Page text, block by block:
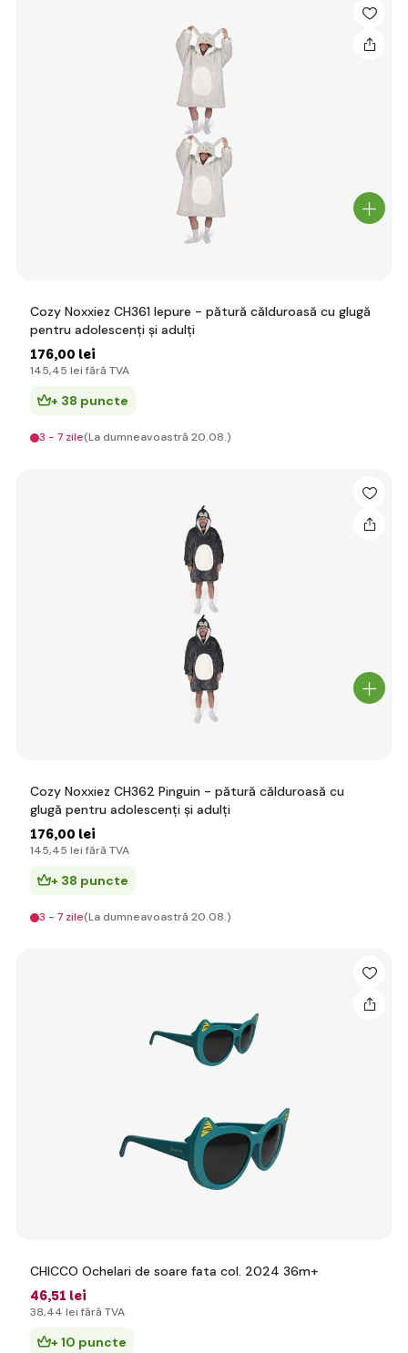
Cozy Noxxiez CH361 Iepure - pătură călduroasă cu glugă
pentru adolescenți și adulți
176,00 lei
145,45 lei fără TVA
+ 38 puncte
3 - 7 zile(La dumneavoastră 20.08.)
Cozy Noxxiez CH362 Pinguin - pătură călduroasă cu
glugă pentru adolescenți și adulți
176,00 lei
145,45 lei fără TVA
+ 38 puncte
3 - 7 zile(La dumneavoastră 20.08.)
CHICCO Ochelari de soare fata col. 2024 36m+
46,51 lei
38,44 lei fără TVA
+ 10 puncte